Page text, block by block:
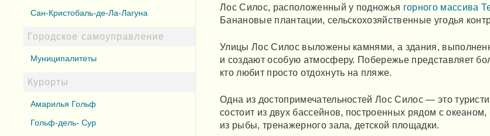
Лос Силос, расположенный у подножья горного массива
Банановые плантации, сельскохозяйственные угодья
Улицы Лос Силос выложены камнями, а здания,
и создают особую атмосферу. Побережье представляет
кто любит просто отдохнуть на пляже.
Одна из достопримечательностей Лос Силос — это
состоит из двух бассейнов, построенных рядом с
из рыбы, тренажерного зала, детской площадки.
Сан-Кристобаль-де-Ла-Лагуна
Городское самоуправление
Муниципалитеты
Курорты
Амарилья Гольф
Гольф-дель- Сур